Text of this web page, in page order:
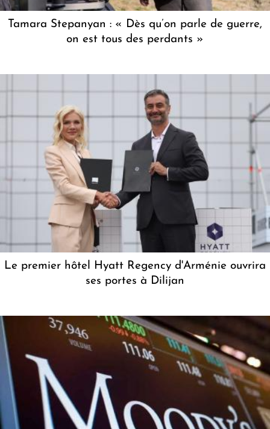
Tamara Stepanyan : « Dès qu’on parle de guerre,
on est tous des perdants »
Le premier hôtel Hyatt Regency d'Arménie ouvrira
ses portes à Dilijan